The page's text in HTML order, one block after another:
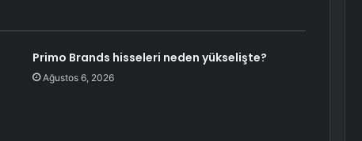
Primo Brands hisseleri neden yükselişte?
Ağustos 6, 2026